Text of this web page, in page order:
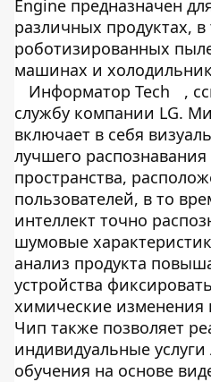
Engine предназначен
различных продуктах,
роботизированных
машинах и
Информатор Tech
,
службу компании LG.
включает в себя
лучшего
пространства,
пользователей, в то
интеллект точно
шумовые
анализ продукта
устройства
химические
Чип также позволяет
индивидуальные
обучения на основе